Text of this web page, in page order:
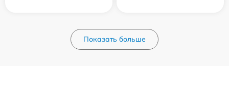
Показать больше